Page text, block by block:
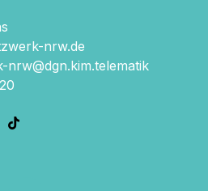
nrw.de
nrw@dgn.kim.telematik